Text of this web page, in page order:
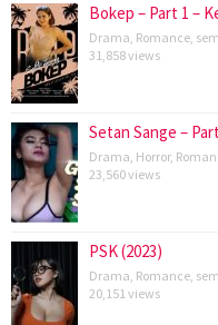
Bokep – Part 1 –
Drama Romance
31,858 views
Setan Sange –
Drama Horror,
23,560 views
PSK (2023)
Drama Romance
20,151 views